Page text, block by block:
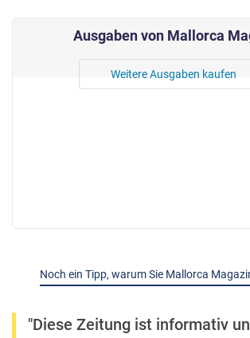
Ausgaben von Mallorca
Weitere Ausgaben kaufen
Noch ein Tipp, warum Sie Mallorca
"Diese Zeitung ist informativ